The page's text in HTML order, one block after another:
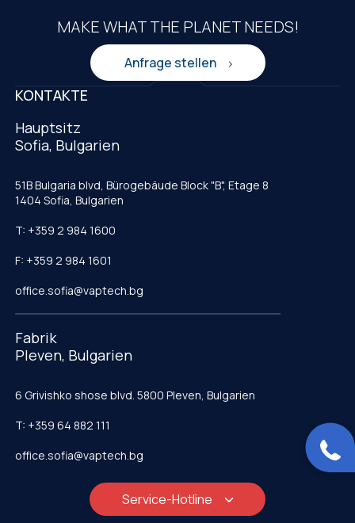
MAKE WHAT THE PLANET NEEDS!
Anfrage stellen
KONTAKTE
Hauptsitz
Sofia, Bulgarien
51B Bulgaria blvd, Bürogebäude Block "B", Etage 8
1404 Sofia, Bulgarien
T: +359 2 984 1600
F: +359 2 984 1601
office.sofia@vaptech.bg
Fabrik
Pleven, Bulgarien
6 Grivishko shose blvd. 5800 Pleven, Bulgarien
T: +359 64 882 111
office.sofia@vaptech.bg
Service-Hotline